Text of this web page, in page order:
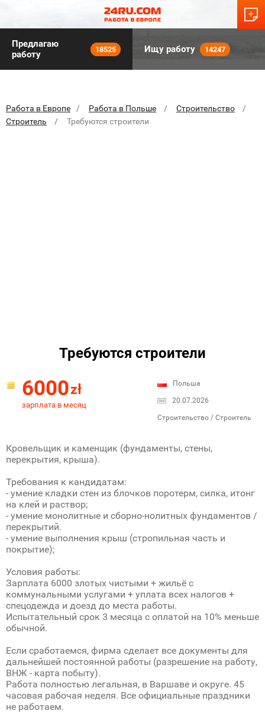
Предлагаю
работу
18525 Ищу работу 14247
Работа в Европе Работа в Польше
Строительство
Строитель
Требуются строители
Требуются строители
6000zł
зарплата в месяц
Польша
20.07.2026
Строительство / Строитель
Кровельщик и каменщик (фундаменты, стены,
перекрытия, крыша).
Требования к кандидатам:
- умение кладки стен из блочков поротерм, силка, итонг
на клей и раствор;
- умение монолитные и сборно-нолитных фундаментов /
перекрытий.
- умение выполнения крыш (стропильная часть и
покрытие);
Условия работы:
Зарплата 6000 злотых чистыми + жильё с
коммунальными услугами + уплата всех налогов +
спецодежда и доезд до места работы.
Испытательный срок 3 месяца с оплатой на 10% меньше
обычной.
Если сработаемся, фирма сделает все документы для
дальнейшей постоянной работы (разрешение на работу,
ВНЖ - карта побыту).
Работа полностью легальная, в Варшаве и округе. 45
часовая рабочая неделя. Все официальные праздники
не работаем.